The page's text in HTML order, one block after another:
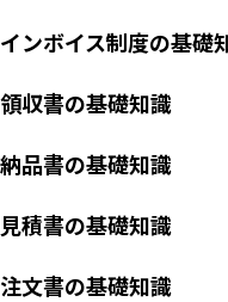
インボイス制度の基礎
領収書の基礎知識
納品書の基礎知識
見積書の基礎知識
注文書の基礎知識